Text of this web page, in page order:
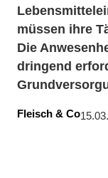
müssen ihre
Die
dringend
Fleisch & Co